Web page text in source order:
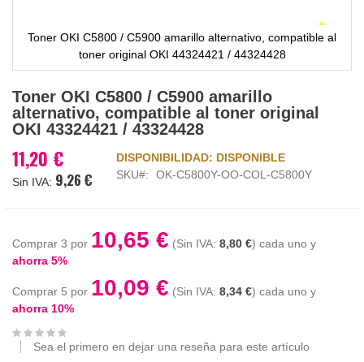
Toner OKI C5800 / C5900 amarillo alternativo, compatible al
toner original OKI 44324421 / 44324428
al
comienzo
de
galería
de
Toner OKI C5800 / C5900 amarillo
alternativo, compatible al toner original
OKI 43324421 / 43324428
11,20 €
9,26 €
DISPONIBILIDAD: DISPONIBLE
SKU
OK-C5800Y-OO-COL-C5800Y
Comprar 3 por 10,65 € 8,80 € cada uno y
ahorra 5%
Comprar 5 por 10,09 € 8,34 € cada uno y
ahorra 10%
Sea el primero en dejar una reseña para este artículo